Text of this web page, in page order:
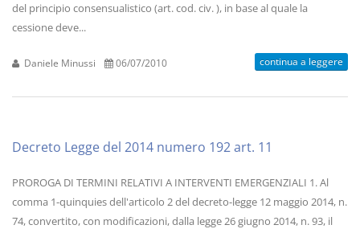
del principio consensualistico (art. cod. civ. ), in base al quale la
cessione deve...
Daniele Minussi 06/07/2010 continua a leggere
Decreto Legge del 2014 numero 192 art. 11
PROROGA DI TERMINI RELATIVI A INTERVENTI EMERGENZIALI 1. Al
comma 1-quinquies dell'articolo 2 del decreto-legge 12 maggio 2014, n.
74, convertito, con modificazioni, dalla legge 26 giugno 2014, n. 93, il